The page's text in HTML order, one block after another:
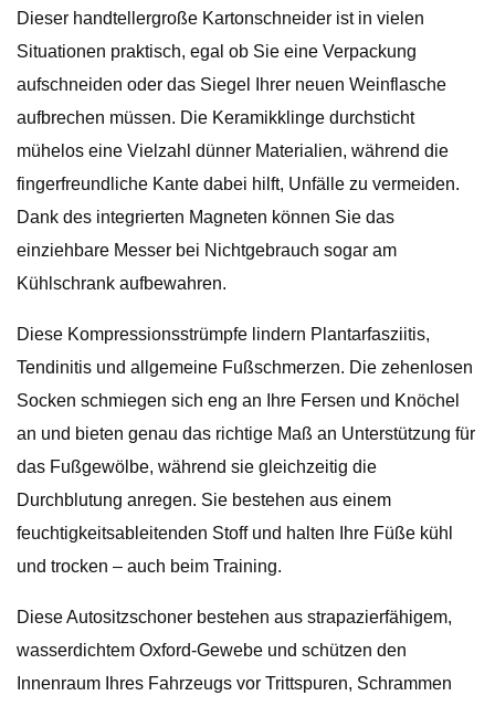
Dieser handtellergroße Kartonschneider ist in vielen
Situationen praktisch, egal ob Sie eine Verpackung
aufschneiden oder das Siegel Ihrer neuen Weinflasche
aufbrechen müssen. Die Keramikklinge durchsticht
mühelos eine Vielzahl dünner Materialien, während die
fingerfreundliche Kante dabei hilft, Unfälle zu vermeiden.
Dank des integrierten Magneten können Sie das
einziehbare Messer bei Nichtgebrauch sogar am
Kühlschrank aufbewahren.
Diese Kompressionsstrümpfe lindern Plantarfasziitis,
Tendinitis und allgemeine Fußschmerzen. Die zehenlosen
Socken schmiegen sich eng an Ihre Fersen und Knöchel
an und bieten genau das richtige Maß an Unterstützung für
das Fußgewölbe, während sie gleichzeitig die
Durchblutung anregen. Sie bestehen aus einem
feuchtigkeitsableitenden Stoff und halten Ihre Füße kühl
und trocken – auch beim Training.
Diese Autositzschoner bestehen aus strapazierfähigem,
wasserdichtem Oxford-Gewebe und schützen den
Innenraum Ihres Fahrzeugs vor Trittspuren, Schrammen